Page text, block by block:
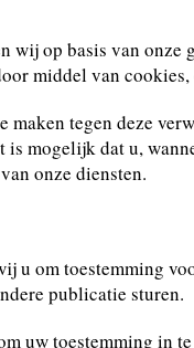
wij op basis van
middel van
maken tegen deze
is mogelijk dat u,
onze diensten.
u om toestemming
publicatie sturen.
uw toestemming in